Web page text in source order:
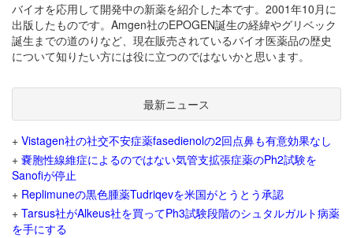
バイオを応用して開発中の新薬を紹介した本です。2001年10月に
出版したものです。Amgen社のEPOGEN誕生の経緯やグリベック
誕生までの道のりなど、現在販売されているバイオ医薬品の歴史
について知りたい方には役に立つのではないかと思います。
最新ニュース
+ Vistagen社の社交不安症薬fasedienolの2回点鼻も有意効果なし
+ 嚢胞性線維症によるのではない気管支拡張症薬のPh2試験を
Sanofiが停止
+ Replimuneの黒色腫薬Tudriqevを米国がとうとう承認
+ Tarsus社がAlkeus社を買ってPh3試験段階のシュタルガルト病薬
を手にする